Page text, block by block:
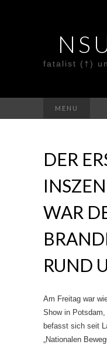
fatalist (†)
MENU
DER
WAR
RUND
Am Freitag war
Show in
befasst sich seit
„Nationalen